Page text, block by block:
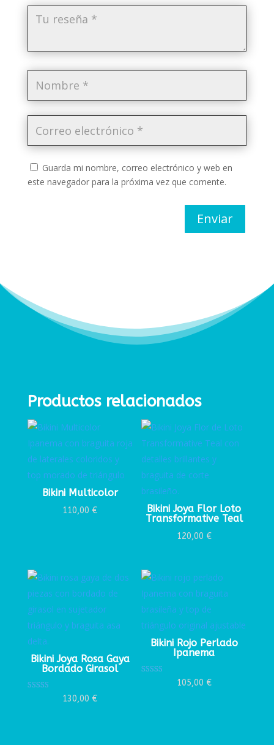
Guarda mi nombre, correo electrónico y web en
este navegador para la próxima vez que comente.
Enviar
Productos relacionados
Bikini Multicolor
110,00 €
Bikini Joya Flor Loto
Transformative Teal
120,00 €
Bikini Joya Rosa Gaya
Bordado Girasol
Valorado con130,00 €
Bikini Rojo Perlado
Ipanema
Valorado con105,00 €